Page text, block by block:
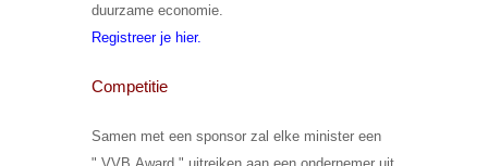
duurzame economie.
Registreer je hier.
Competitie
Samen met een sponsor zal elke minister een